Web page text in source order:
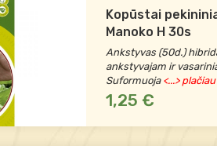
Kopūstai
Manoko H 30s
Ankstyvas (50d.)
ankstyvajam ir
Suformuoja<...> plačiau
1,25 €